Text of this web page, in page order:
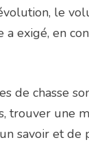
le
a exigé, en
de chasse
trouver
savoir et de